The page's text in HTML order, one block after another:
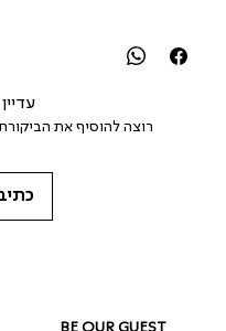
רוצה להוסיף את
BE OUR GUEST